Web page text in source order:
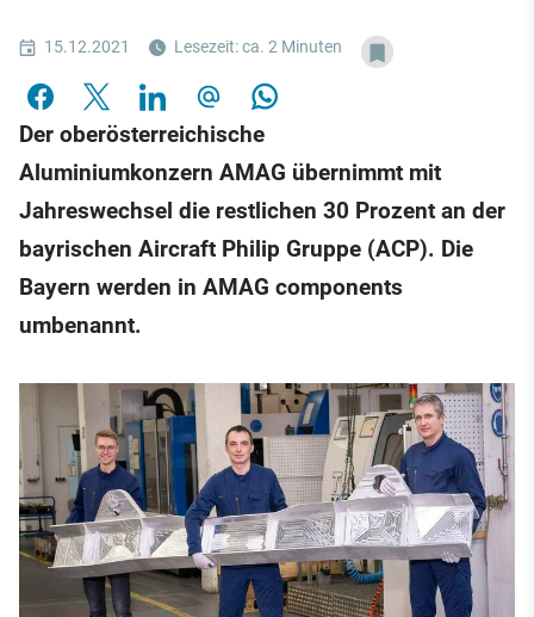
15.12.2021 Lesezeit: ca. 2 Minuten
Der oberösterreichische
Aluminiumkonzern AMAG übernimmt mit
Jahreswechsel die restlichen 30 Prozent an der
bayrischen Aircraft Philip Gruppe (ACP). Die
Bayern werden in AMAG components
umbenannt.